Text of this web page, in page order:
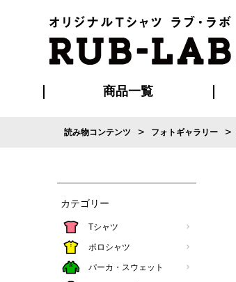
商品一覧
読み物コンテンツ > フォトギャラリー >
カテゴリー
Tシャツ
ポロシャツ
パーカ・スウェット